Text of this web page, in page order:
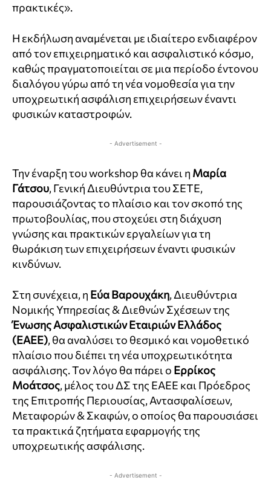
πρακτικές».
Η εκδήλωση αναμένεται με ιδιαίτερο ενδιαφέρον
από τον επιχειρηματικό και ασφαλιστικό κόσμο,
καθώς πραγματοποιείται σε μια περίοδο έντονου
διαλόγου γύρω από τη νέα νομοθεσία για την
υποχρεωτική ασφάλιση επιχειρήσεων έναντι
φυσικών καταστροφών.
- Advertisement -
Την έναρξη του workshop θα κάνει η Μαρία
Γάτσου, Γενική Διευθύντρια του ΣΕΤΕ,
παρουσιάζοντας το πλαίσιο και τον σκοπό της
πρωτοβουλίας, που στοχεύει στη διάχυση
γνώσης και πρακτικών εργαλείων για τη
θωράκιση των επιχειρήσεων έναντι φυσικών
κινδύνων.
Στη συνέχεια, η Εύα Βαρουχάκη, Διευθύντρια
Νομικής Υπηρεσίας & Διεθνών Σχέσεων της
Ένωσης Ασφαλιστικών Εταιριών Ελλάδος
(ΕΑΕΕ), θα αναλύσει το θεσμικό και νομοθετικό
πλαίσιο που διέπει τη νέα υποχρεωτικότητα
ασφάλισης. Τον λόγο θα πάρει ο Ερρίκος
Μοάτσος, μέλος του ΔΣ της ΕΑΕΕ και Πρόεδρος
της Επιτροπής Περιουσίας, Αντασφαλίσεων,
Μεταφορών & Σκαφών, ο οποίος θα παρουσιάσει
τα πρακτικά ζητήματα εφαρμογής της
υποχρεωτικής ασφάλισης.
- Advertisement -